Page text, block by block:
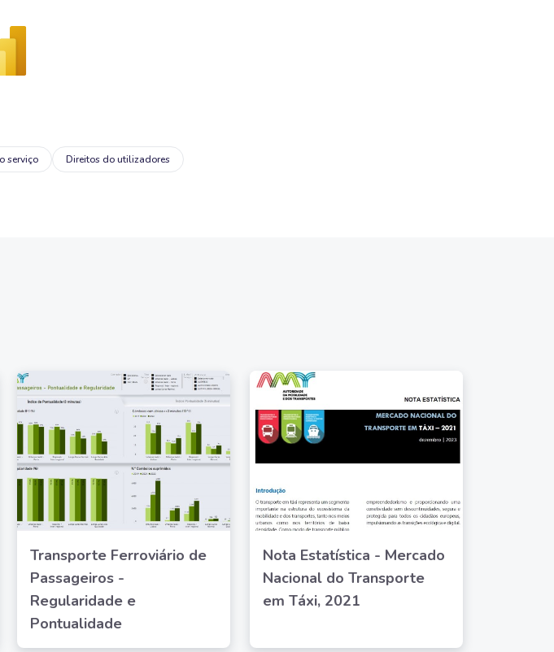
serviço Direitos do utilizadores
Transporte Ferroviário de
Passageiros -
Regularidade e
Pontualidade
Nota Estatística - Mercado
Nacional do Transporte
em Táxi, 2021